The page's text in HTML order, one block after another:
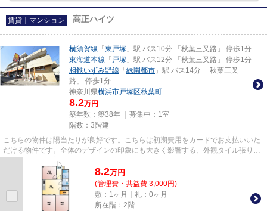
賃貸｜マンション 高正ハイツ
横須賀線 「 東戸塚 」駅 バス10分 「秋葉三叉路」 停歩1分
東海道本線 「 戸塚 」駅 バス12分 「秋葉三叉路」 停歩1分
相鉄いずみ野線 「 緑園都市 」駅 バス14分 「秋葉三叉
路」 停歩1分
神奈川県横浜市戸塚区秋葉町
8.2万円
築年数：築38年 ｜募集中： 1室
階数：3階建
こちらの物件は陽当たりが良好です。こちらは初期費用をカードでお支払いいた
だける物件です。全体のデザインの印象にも大きく影響する、外観タイル張りの
物件です。防犯対策もバッチ...
8.2万円
(管理費・共益費 3,000円)
敷：1ヶ月｜礼：0ヶ月
所在階：2階